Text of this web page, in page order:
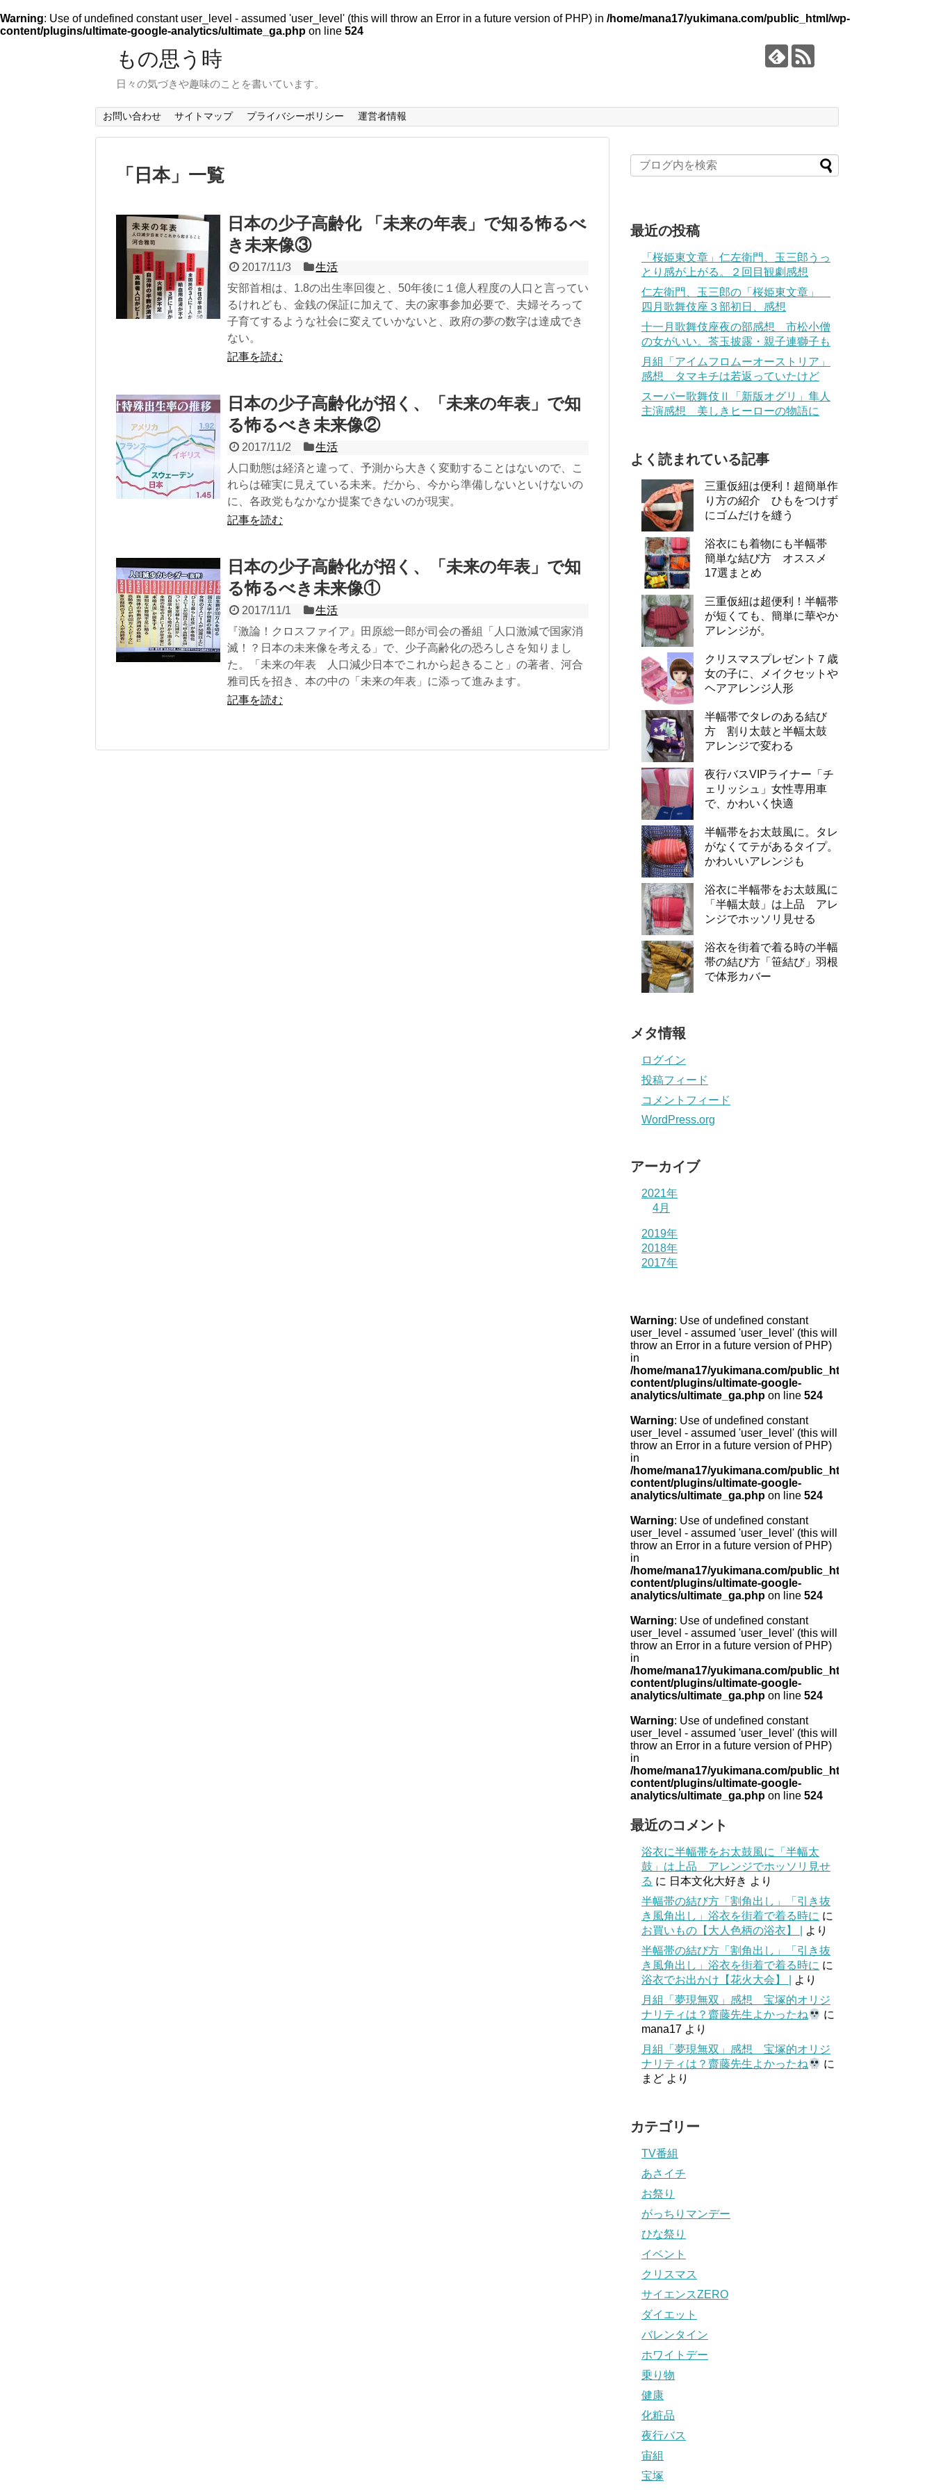
Warning: Use of undefined constant user_level - assumed 'user_level' (this will throw an Error in a future version of PHP) in /home/mana17/yukimana.com/public_html/wp-
content/plugins/ultimate-google-analytics/ultimate_ga.php on line 524
もの思う時
日々の気づきや趣味のことを書いています。
お問い合わせ サイトマップ プライバシーポリシー 運営者情報
「 日本」 一覧
日本の少子高齢化 「未来の年表」で知る怖るべ
き未来像③
2017/11/3
生活
安部首相は、1.8の出生率回復と、50年後に１億人程度の人口と言ってい
るけれども、金銭の保証に加えて、夫の家事参加必要で、夫婦そろって
子育てするような社会に変えていかないと、政府の夢の数字は達成でき
ない。
記事を読む
日本の少子高齢化が招く、「未来の年表」で知
る怖るべき未来像②
2017/11/2
生活
人口動態は経済と違って、予測から大きく変動することはないので、こ
れらは確実に見えている未来。だから、今から準備しないといけないの
に、各政党もなかなか提案できないのが現実。
記事を読む
日本の少子高齢化が招く、「未来の年表」で知
る怖るべき未来像①
2017/11/1
生活
『激論！クロスファイア』田原総一郎が司会の番組「人口激減で国家消
滅！？日本の未来像を考える」で、少子高齢化の恐ろしさを知りまし
た。「未来の年表 人口減少日本でこれから起きること」の著者、河合
雅司氏を招き、本の中の「未来の年表」に添って進みます。
記事を読む
最近の投稿
「桜姫東文章」仁左衛門、玉三郎うっ
とり感が上がる。２回目観劇感想
仁左衛門、玉三郎の「桜姫東文章」
四月歌舞伎座３部初日、感想
十一月歌舞伎座夜の部感想 市松小僧
の女がいい。莟玉披露・親子連獅子も
月組「アイムフロムーオーストリア」
感想 タマキチは若返っていたけど
スーパー歌舞伎Ⅱ「新版オグリ」隼人
主演感想 美しきヒーローの物語に
よく読まれている記事
三重仮紐は便利！超簡単作
り方の紹介 ひもをつけず
にゴムだけを縫う
浴衣にも着物にも半幅帯
簡単な結び方 オススメ
17選まとめ
三重仮紐は超便利！半幅帯
が短くても、簡単に華やか
アレンジが。
クリスマスプレゼント７歳
女の子に、メイクセットや
ヘアアレンジ人形
半幅帯でタレのある結び
方 割り太鼓と半幅太鼓
アレンジで変わる
夜行バスVIPライナー「チ
ェリッシュ」女性専用車
で、かわいく快適
半幅帯をお太鼓風に。タレ
がなくてテがあるタイプ。
かわいいアレンジも
浴衣に半幅帯をお太鼓風に
「半幅太鼓」は上品 アレ
ンジでホッソリ見せる
浴衣を街着で着る時の半幅
帯の結び方「笹結び」羽根
で体形カバー
メタ情報
ログイン
投稿フィード
コメントフィード
WordPress.org
アーカイブ
2021年
4月
2019年
2018年
2017年
Warning: Use of undefined constant
user_level - assumed 'user_level' (this will
throw an Error in a future version of PHP)
in
/home/mana17/yukimana.com/public_html/wp-
content/plugins/ultimate-google-
analytics/ultimate_ga.php on line 524
Warning: Use of undefined constant
user_level - assumed 'user_level' (this will
throw an Error in a future version of PHP)
in
/home/mana17/yukimana.com/public_html/wp-
content/plugins/ultimate-google-
analytics/ultimate_ga.php on line 524
Warning: Use of undefined constant
user_level - assumed 'user_level' (this will
throw an Error in a future version of PHP)
in
/home/mana17/yukimana.com/public_html/wp-
content/plugins/ultimate-google-
analytics/ultimate_ga.php on line 524
Warning: Use of undefined constant
user_level - assumed 'user_level' (this will
throw an Error in a future version of PHP)
in
/home/mana17/yukimana.com/public_html/wp-
content/plugins/ultimate-google-
analytics/ultimate_ga.php on line 524
Warning: Use of undefined constant
user_level - assumed 'user_level' (this will
throw an Error in a future version of PHP)
in
/home/mana17/yukimana.com/public_html/wp-
content/plugins/ultimate-google-
analytics/ultimate_ga.php on line 524
最近のコメント
浴衣に半幅帯をお太鼓風に「半幅太
鼓」は上品 アレンジでホッソリ見せ
る に 日本文化大好き より
半幅帯の結び方「割角出し」「引き抜
き風角出し」浴衣を街着で着る時に に
お買いもの【大人色柄の浴衣】 |
より
半幅帯の結び方「割角出し」「引き抜
き風角出し」浴衣を街着で着る時に に
浴衣でお出かけ【花火大会】 |
より
月組「夢現無双」感想 宝塚的オリジ
ナリティは？齋藤先生よかったね
に
mana17 より
月組「夢現無双」感想 宝塚的オリジ
ナリティは？齋藤先生よかったね
に
まど より
カテゴリー
TV番組
あさイチ
お祭り
がっちりマンデー
ひな祭り
イベント
クリスマス
サイエンスZERO
ダイエット
バレンタイン
ホワイトデー
乗り物
健康
化粧品
夜行バス
宙組
宝塚